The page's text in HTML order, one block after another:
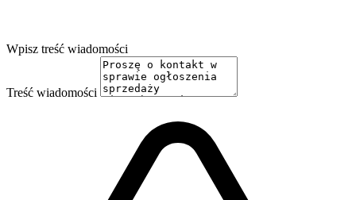
Wpisz treść wiadomości
Treść wiadomości